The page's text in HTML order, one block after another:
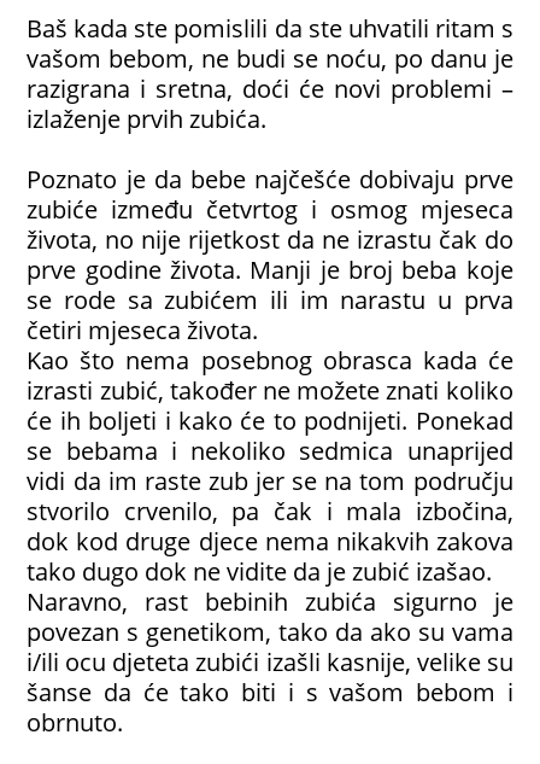
Baš kada ste pomislili da ste uhvatili ritam s
vašom bebom, ne budi se noću, po danu je
razigrana i sretna, doći će novi problemi –
izlaženje prvih zubića.
Poznato je da bebe najčešće dobivaju prve
zubiće između četvrtog i osmog mjeseca
života, no nije rijetkost da ne izrastu čak do
prve godine života. Manji je broj beba koje
se rode sa zubićem ili im narastu u prva
četiri mjeseca života.
Kao što nema posebnog obrasca kada će
izrasti zubić, također ne možete znati koliko
će ih boljeti i kako će to podnijeti. Ponekad
se bebama i nekoliko sedmica unaprijed
vidi da im raste zub jer se na tom području
stvorilo crvenilo, pa čak i mala izbočina,
dok kod druge djece nema nikakvih zakova
tako dugo dok ne vidite da je zubić izašao.
Naravno, rast bebinih zubića sigurno je
povezan s genetikom, tako da ako su vama
i/ili ocu djeteta zubići izašli kasnije, velike su
šanse da će tako biti i s vašom bebom i
obrnuto.